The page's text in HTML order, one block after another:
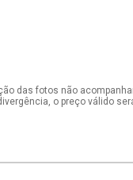
das fotos não
o preço válido